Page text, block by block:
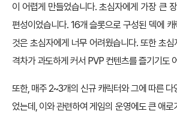
이 어렵게 만들었습니다. 초심자에게 가장 큰
편성이었습니다. 16개 슬롯으로 구성된 덱에
것은 초심자에게 너무 어려웠습니다. 또한 초
격차가 과도하게 커서 PVP 컨텐츠를 즐기기도
또한, 매주 2~3개의 신규 캐릭터와 그에 따른 다
었는데, 이와 관련하여 게임의 운영에도 큰 애로